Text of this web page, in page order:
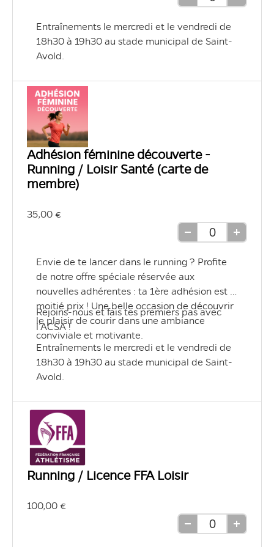
Retirer
unité
Ajouter
Entraînements le mercredi et le vendredi de
18h30 à 19h30 au stade municipal de Saint-
Avold.
Adhésion féminine découverte -
Running / Loisir Santé (carte de
membre)
35,00 €
Retirer
unité
Ajouter
Envie de te lancer dans le running ? Profite
de notre offre spéciale réservée aux
nouvelles adhérentes : ta 1ère adhésion est à
moitié prix ! Une belle occasion de découvrir
le plaisir de courir dans une ambiance
conviviale et motivante.
Rejoins-nous et fais tes premiers pas avec
l’ACSA !
Entraînements le mercredi et le vendredi de
18h30 à 19h30 au stade municipal de Saint-
Avold.
Running / Licence FFA Loisir
100,00 €
Retirer
Ajouter